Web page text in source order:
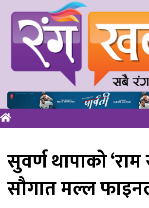
सुवर्ण थापाको ‘राम
सौगात मल्ल